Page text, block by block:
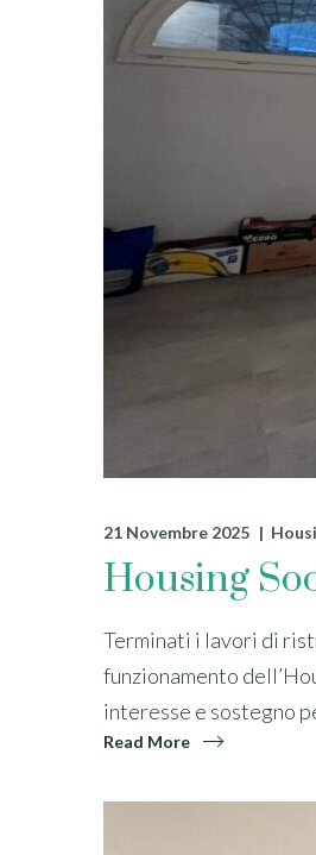
21 Novembre 2025
Housing
Terminati i lavori di
funzionamento
interesse e sostegno
Read More